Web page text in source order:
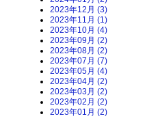
2023年12月 (3)
2023年11月 (1)
2023年10月 (4)
2023年09月 (2)
2023年08月 (2)
2023年07月 (7)
2023年05月 (4)
2023年04月 (2)
2023年03月 (2)
2023年02月 (2)
2023年01月 (2)